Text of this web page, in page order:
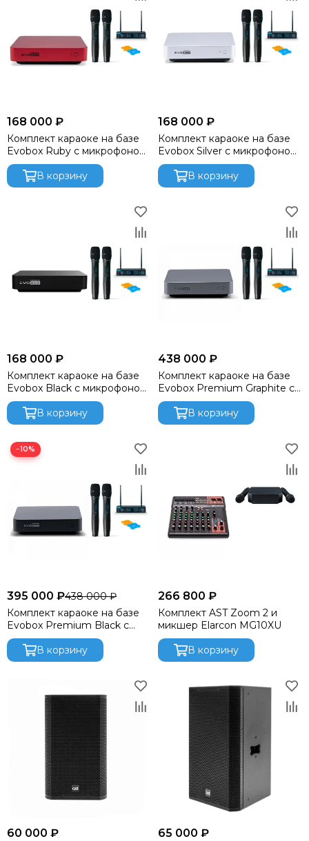
168 000 ₽
Комплект караоке на базе
Evobox Ruby с микрофоном
Evolution SE-200D
В корзину
168 000 ₽
Комплект караоке на базе
Evobox Silver с микрофоном
Evolution SE-200D
В корзину
168 000 ₽
Комплект караоке на базе
Evobox Black с микрофоном
Evolution SE-200D
В корзину
438 000 ₽
Комплект караоке на базе
Evobox Premium Graphite с
микрофоном Evolution SE-
200D В корзину
−10%
395 000 ₽438 000 ₽
Комплект караоке на базе
Evobox Premium Black с
микрофоном Evolution SE-
200D В корзину
266 800 ₽
Комплект AST Zoom 2 и
микшер Elarcon MG10XU
В корзину
60 000 ₽ 65 000 ₽